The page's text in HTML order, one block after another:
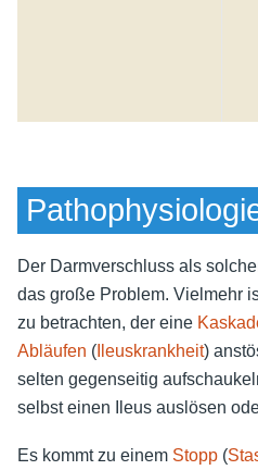
Der Darmverschluss als
das große Problem. Vielmehr
zu betrachten, der eine
Abläufen ( Ileuskrankheit)
selten gegenseitig
selbst einen Ileus auslösen
Es kommt zu einem Stopp (